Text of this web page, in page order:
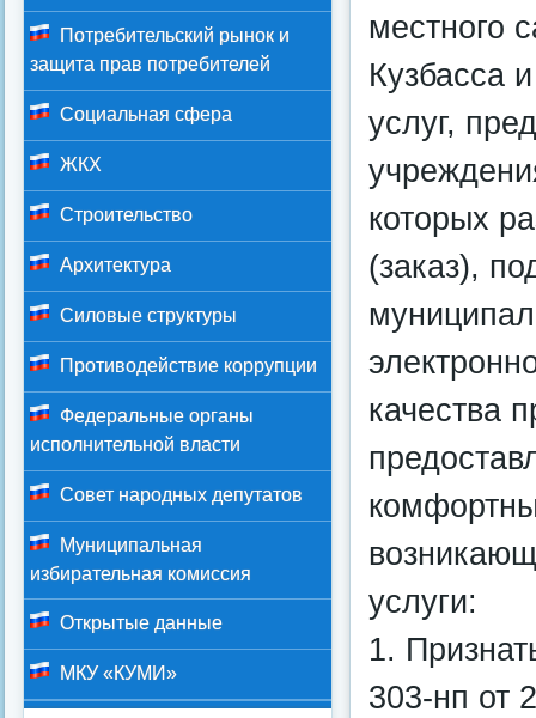
местного
Кузбасса
услуг,
которых
(заказ),
качества
услуги:
1.
303-нп от
Потребительский рынок и
защита прав потребителей
Социальная сфера
ЖКХ
Строительство
Архитектура
Силовые структуры
Противодействие коррупции
Федеральные органы
исполнительной власти
Совет народных депутатов
Муниципальная
избирательная комиссия
Открытые данные
МКУ «КУМИ»